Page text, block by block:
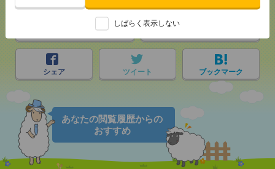
しばらく表示しない
で送る
シェア ツイート ブックマーク
あなたの閲覧履歴からの
おすすめ